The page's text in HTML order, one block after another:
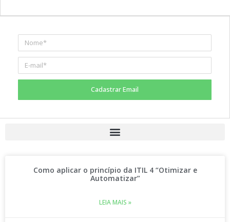
Cadastrar Email
Como aplicar o princípio da ITIL 4 “Otimizar e
Automatizar”
LEIA MAIS »